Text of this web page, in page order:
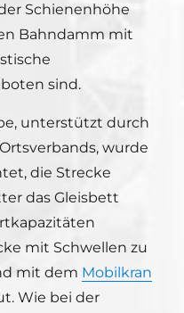
Schienenhöhe
Bahndamm mit
sind.
unterstützt durch
wurde
die Strecke
das Gleisbett
mit Schwellen zu
mit dem Mobilkran
Wie bei der